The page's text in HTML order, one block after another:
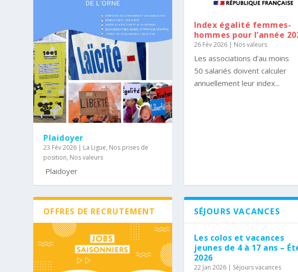
Plaidoyer
23 Fév 2026 | La Ligue, Nos prises de
position, Nos valeurs
Plaidoyer
Index égalité femmes-
hommes pour l’année
26 Fév 2026| Nos valeurs
Les associations d’au moins
50 salariés doivent calculer
annuellement leur index...
OFFRES DE RECRUTEMENT SÉJOURS VACANCES
Les colos et vacances
jeunes de 4 à 17 ans –
2026
22 Jan 2026| Séjours vacances